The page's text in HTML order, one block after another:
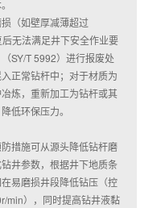
（如壁厚减薄超过
无法满足井下安全作业要
SY/T 5992）进行报废处
正常钻杆中；对于材质为
炼，重新加工为钻杆或其
低环保压力。
措施可从源头降低钻杆磨
井参数，根据井下地质条
易磨损井段降低钻压（控
min），同时提高钻井液黏